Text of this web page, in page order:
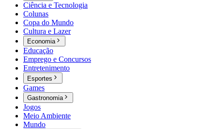
Ciência e Tecnologia
Colunas
Copa do Mundo
Cultura e Lazer
Economia
Educação
Emprego e Concursos
Entretenimento
Esportes
Games
Gastronomia
Jogos
Meio Ambiente
Mundo